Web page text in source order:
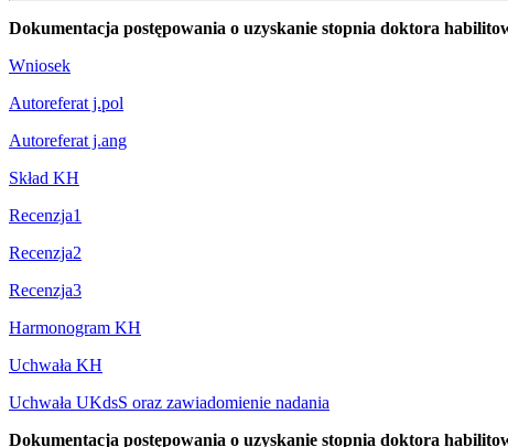
Dokumentacja postępowania o uzyskanie stopnia doktora
Wniosek
Autoreferat j.pol
Autoreferat j.ang
Skład KH
Recenzja1
Recenzja2
Recenzja3
Harmonogram KH
Uchwała KH
Uchwała UKdsS oraz zawiadomienie nadania
Dokumentacja postępowania o uzyskanie stopnia doktora